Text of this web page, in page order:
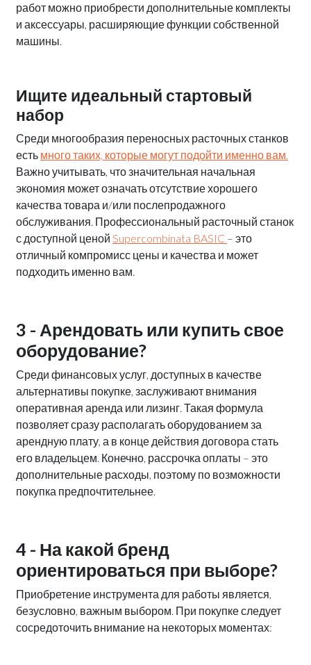
работ можно приобрести дополнительные комплекты
и аксессуары, расширяющие функции собственной
машины.
Ищите идеальный стартовый
набор
Среди многообразия переносных расточных станков
есть много таких, которые могут подойти именно вам.
Важно учитывать, что значительная начальная
экономия может означать отсутствие хорошего
качества товара и/или послепродажного
обслуживания. Профессиональный расточный станок
с доступной ценой Supercombinata BASIC – это
отличный компромисс цены и качества и может
подходить именно вам.
3 - Арендовать или купить свое
оборудование?
Среди финансовых услуг, доступных в качестве
альтернативы покупке, заслуживают внимания
оперативная аренда или лизинг. Такая формула
позволяет сразу располагать оборудованием за
арендную плату, а в конце действия договора стать
его владельцем. Конечно, рассрочка оплаты – это
дополнительные расходы, поэтому по возможности
покупка предпочтительнее.
4 - На какой бренд
ориентироваться при выборе?
Приобретение инструмента для работы является,
безусловно, важным выбором. При покупке следует
сосредоточить внимание на некоторых моментах: